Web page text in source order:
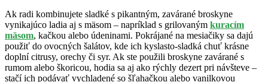
Ak radi kombinujete sladké s pikantným, zavárané broskyne
vynikajúco ladia aj s mäsom – napríklad s grilovaným kuracím
mäsom, kačkou alebo údeninami. Pokrájané na mesiačiky sa dajú
použiť do ovocných šalátov, kde ich kyslasto-sladká chuť krásne
doplní citrusy, orechy či syr. Ak ste použili broskyne zavárané s
rumom alebo škoricou, hodia sa aj ako rýchly dezert pri návšteve –
stačí ich podávať vychladené so šľahačkou alebo vanilkovou